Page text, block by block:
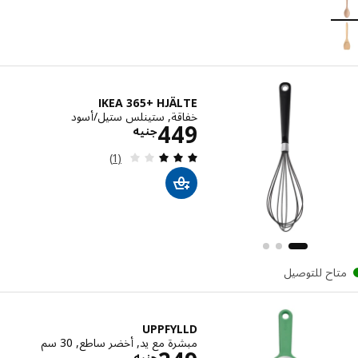
IKEA 365+ HJÄLTE
خفاقة, ستينلس ستيل/أسود
جنيه 449 الاسعار جنيه 449
مراجعة: 3 من أصل 5 نجوم. إجمالي المراجعات:
(1)
للتوصيل
UPPFYLLD
مبشرة مع يد, أخضر ساطع, 30 سم